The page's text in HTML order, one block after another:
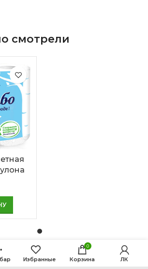
смотрели
Избранные
0
Корзина ЛК